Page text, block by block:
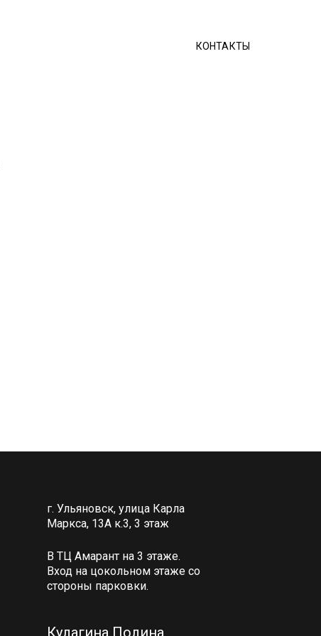
КОНТАКТЫ
г. Ульяновск, улица Карла
Маркса, 13А к.3, 3 этаж
В ТЦ Амарант на 3 этаже.
Вход на цокольном этаже со
стороны парковки.
Кулагина Полина